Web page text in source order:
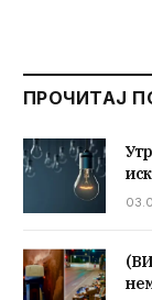
ПРОЧИТАЈ